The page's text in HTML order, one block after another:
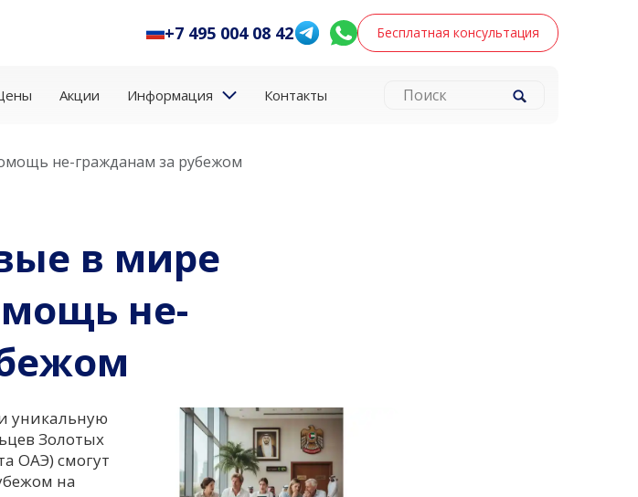
+7 495 004 08 42 Бесплатная консультация
Акции Информация Контакты
не-гражданам за рубежом
в мире
не-
уникальную
Золотых
ОАЭ) смогут
на